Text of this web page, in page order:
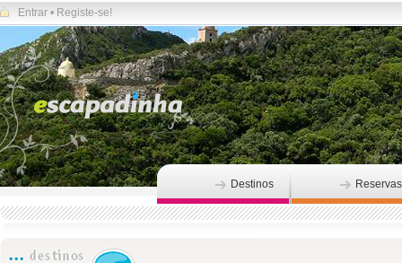
Entrar • Registe-se!
Destinos Reservas